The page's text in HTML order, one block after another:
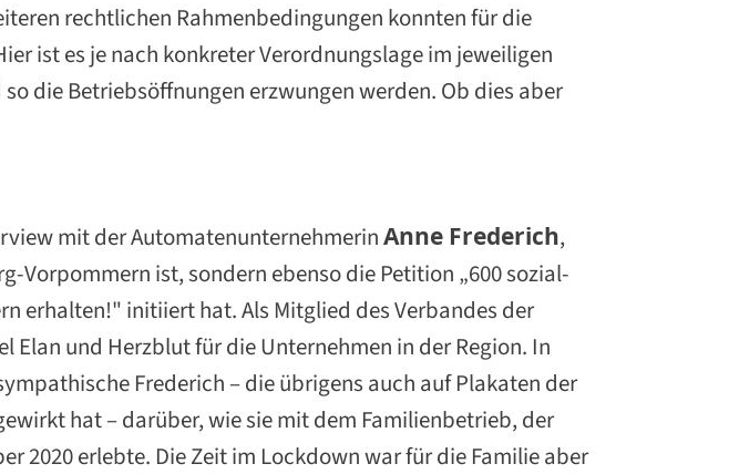
rechtlichen Rahmenbedingungen konnten für die
ist es je nach konkreter Verordnungslage im jeweiligen
die Betriebsöffnungen erzwungen werden. Ob dies aber
mit der AutomatenunternehmerinAnne Frederich,
Vorpommern ist, sondern ebenso die Petition „600 sozial-
erhalten!" initiiert hat. Als Mitglied des Verbandes der
und Herzblut für die Unternehmen in der Region. In
Frederich – die übrigens auch auf Plakaten der
hat – darüber, wie sie mit dem Familienbetrieb, der
2020 erlebte. Die Zeit im Lockdown war für die Familie aber